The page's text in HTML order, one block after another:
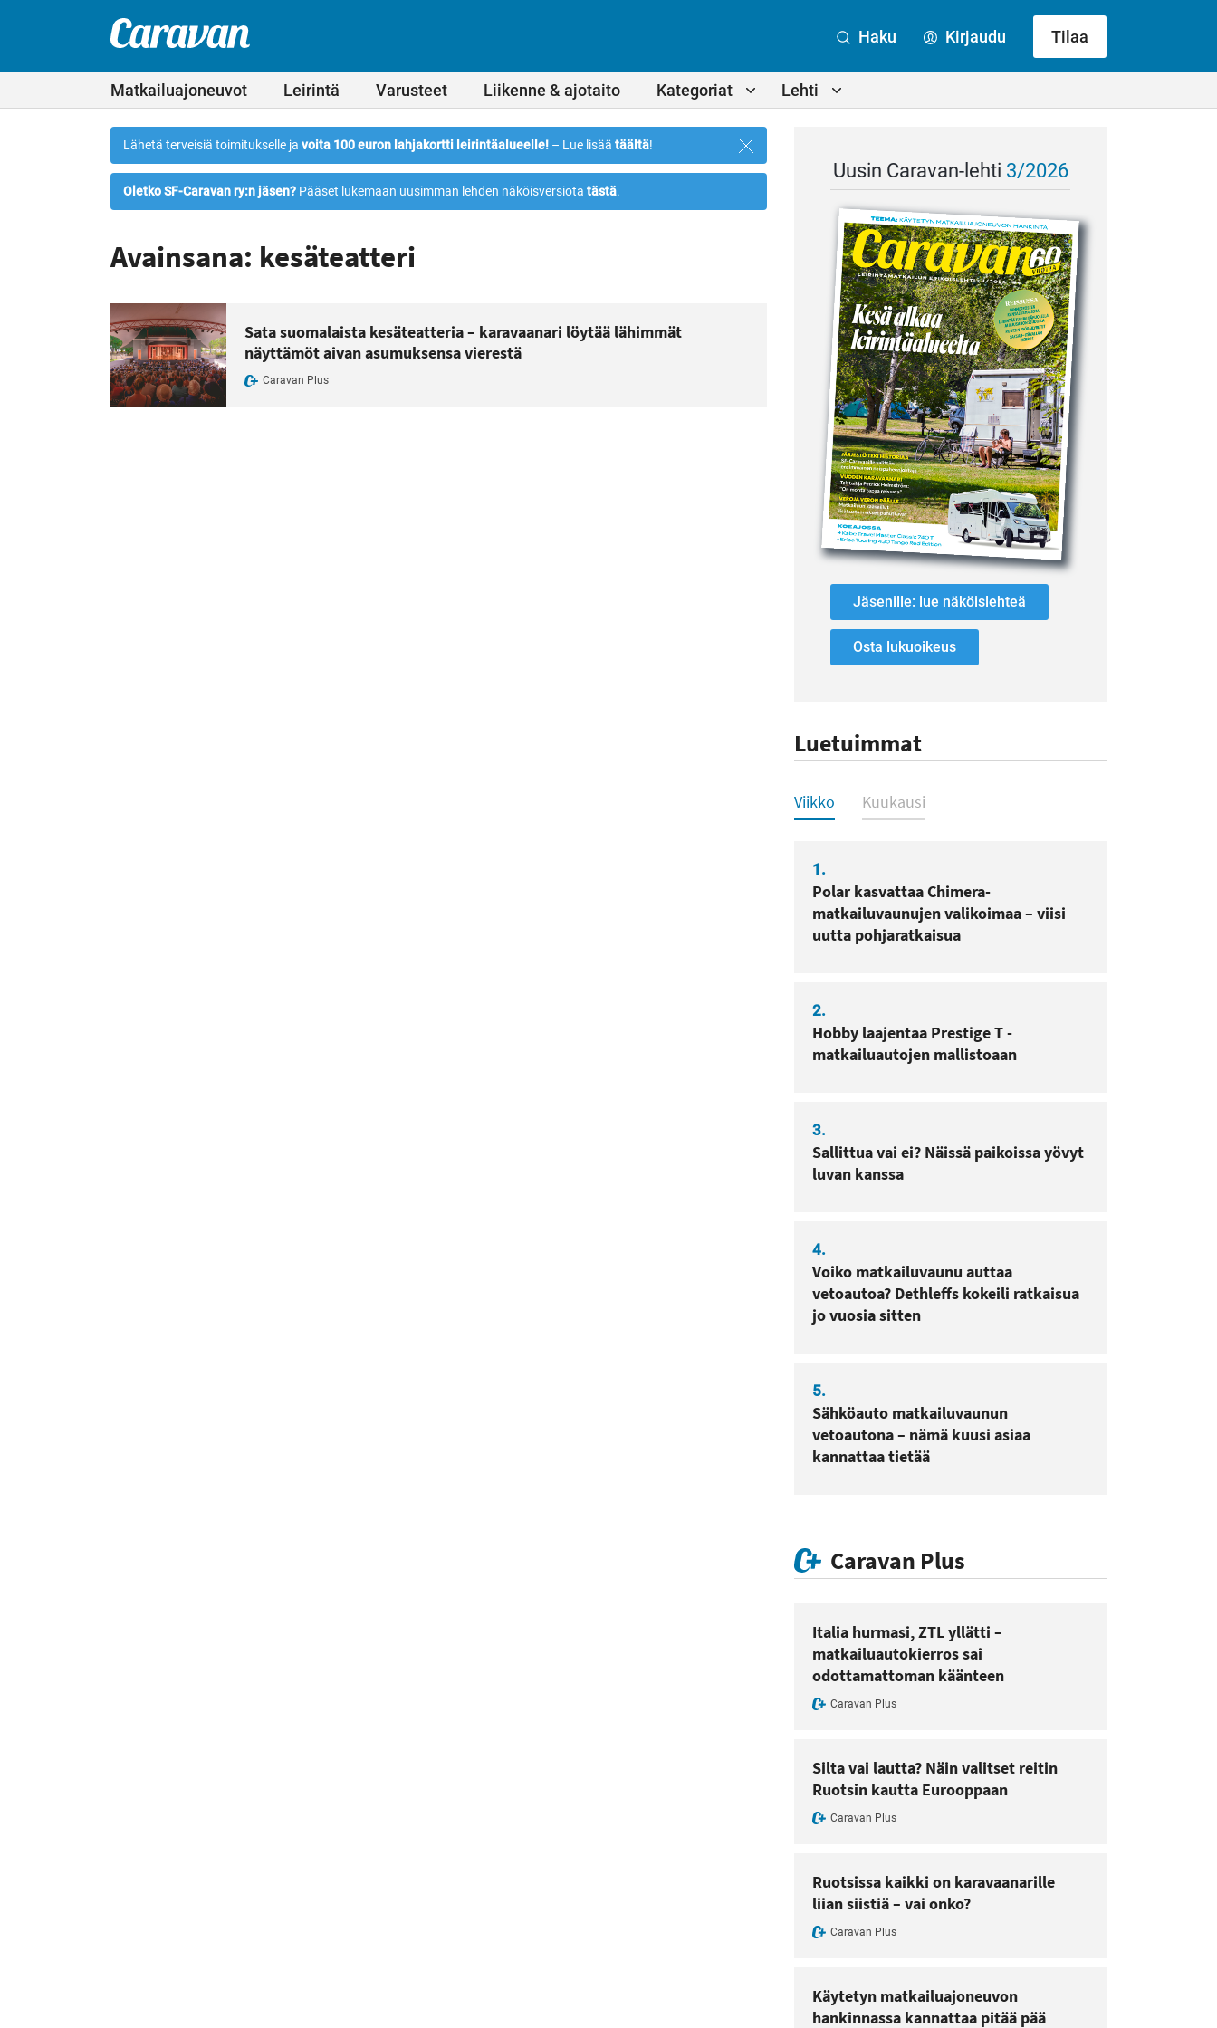
Caravan-
lehti
erikoislehti
Matkailuajoneuvot Leirintä Varusteet Liikenne & ajotaito Kategoriat Lehti
Haku Kirjaudu Tilaa
Lähetä terveisiä toimitukselle ja voita 100 euron lahjakortti leirintäalueelle! – Lue lisää täältä!
Sulje
ilmoitus
Oletko SF-Caravan ry:n jäsen? Pääset lukemaan uusimman lehden näköisversiota tästä.
Avainsana: kesäteatteri
Sata suomalaista kesäteatteria – karavaanari löytää lähimmät
näyttämöt aivan asumuksensa vierestä
Caravan Plus
Uusin Caravan-lehti 3/2026
Jäsenille: lue näköislehteä
Osta lukuoikeus
Luetuimmat
Luetuimmat
Viikko Kuukausi
1.
Polar kasvattaa Chimera-
matkailuvaunujen valikoimaa – viisi
uutta pohjaratkaisua
2.
Hobby laajentaa Prestige T -
matkailuautojen mallistoaan
3.
Sallittua vai ei? Näissä paikoissa yövyt
luvan kanssa
4.
Voiko matkailuvaunu auttaa
vetoautoa? Dethleffs kokeili ratkaisua
jo vuosia sitten
5.
Sähköauto matkailuvaunun
vetoautona – nämä kuusi asiaa
kannattaa tietää
Caravan Plus
Italia hurmasi, ZTL yllätti –
matkailuautokierros sai
odottamattoman käänteen
Caravan Plus
Silta vai lautta? Näin valitset reitin
Ruotsin kautta Eurooppaan
Caravan Plus
Ruotsissa kaikki on karavaanarille
liian siistiä – vai onko?
Caravan Plus
Käytetyn matkailuajoneuvon
hankinnassa kannattaa pitää pää